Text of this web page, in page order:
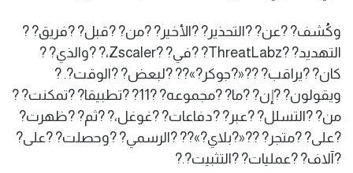
وكُشف? ?عن? ?التحذير? ?الأخير? ?من? ?قبل? ?فريق? ?
التهديد? ?ThreatLabz? ?في? ?Zscaler،? ?والذي? ?
كان? ?يراقب? ??«?جوكر?»?? ?لبعض? ?الوقت?. ?
ويقولون? ?إن? ?ما? ?مجموعه? ?11? ?تطبيقا? ?تمكنت? ?
من? ?التسلل? ?عبر? ?دفاعات? ?غوغل،? ?ثم? ?ظهرت?
?على? ?متجر? ??«?بلاي?»?? ?الرسمي? ?وحصلت? ?على?
?آلاف? ?عمليات? ?التثبيت?.?